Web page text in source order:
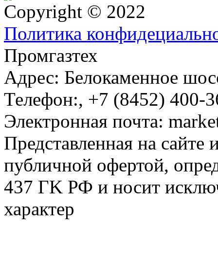
Copyright © 2022
Политика
Промгазтех
Адрес: Белокаменное
Телефон:, +7 (8452) 400-
Электронная почта:
Представленная на сайте
публичной офертой,
437 ГK РФ и носит
характер